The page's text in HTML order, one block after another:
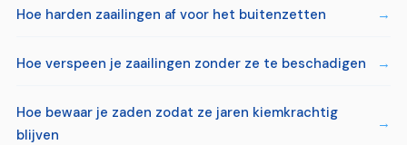
Hoe harden zaailingen af voor het buitenzetten
Hoe verspeen je zaailingen zonder ze te beschadigen
Hoe bewaar je zaden zodat ze jaren kiemkrachtig
blijven